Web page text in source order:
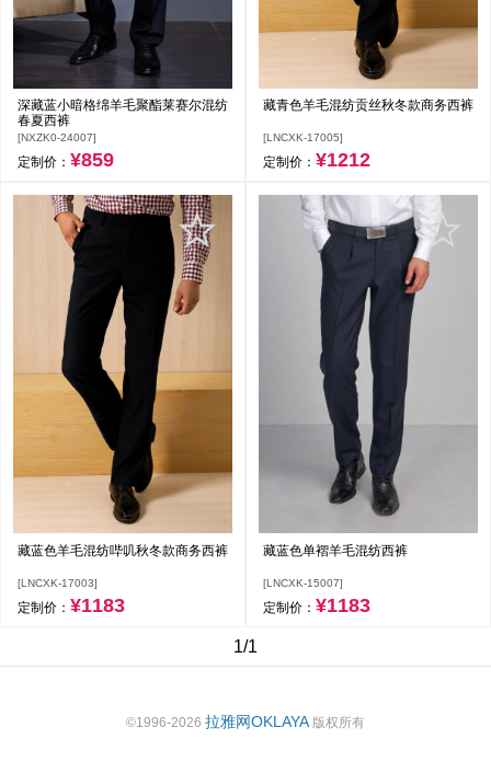
深藏蓝小暗格绵羊毛聚酯莱赛尔混纺
春夏西裤
[NXZK0-24007]
定制价： ¥859
藏青色羊毛混纺贡丝秋冬款商务西裤
[LNCXK-17005]
定制价： ¥1212
藏蓝色羊毛混纺哔叽秋冬款商务西裤
[LNCXK-17003]
定制价： ¥1183
藏蓝色单褶羊毛混纺西裤
[LNCXK-15007]
定制价： ¥1183
1/1
©1996-2026 拉雅网OKLAYA 版权所有